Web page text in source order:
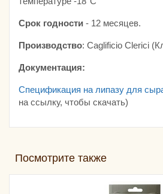
Срок годности - 12 месяцев.
Производство: Caglificio Clerici
Документация:
Спецификация на липазу для
на ссылку, чтобы скачать)
Посмотрите также